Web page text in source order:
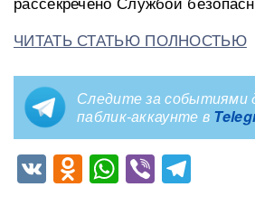
ЧИТАТЬ СТАТЬЮ ПОЛНОСТЬЮ
Следите за событиями
паблик-аккаунте в
VKOdnoklassniki
WhatsApp
Viber